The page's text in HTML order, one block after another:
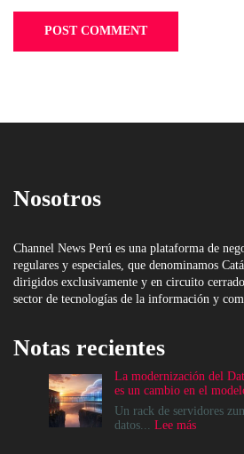
Nosotros
Channel News Perú es una plataforma de
regulares y especiales, que denominamos
dirigidos exclusivamente y en circuito
sector de tecnologías de la información y
Notas recientes
La modernización del
es un cambio en el
Un rack de servidores
datos... Lee más: